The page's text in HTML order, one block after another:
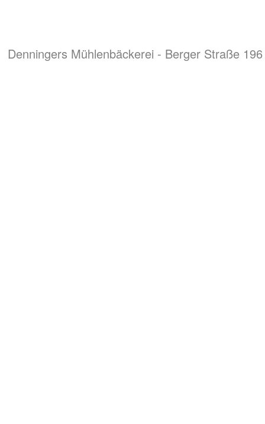
Denningers Mühlenbäckerei - Berger Straße